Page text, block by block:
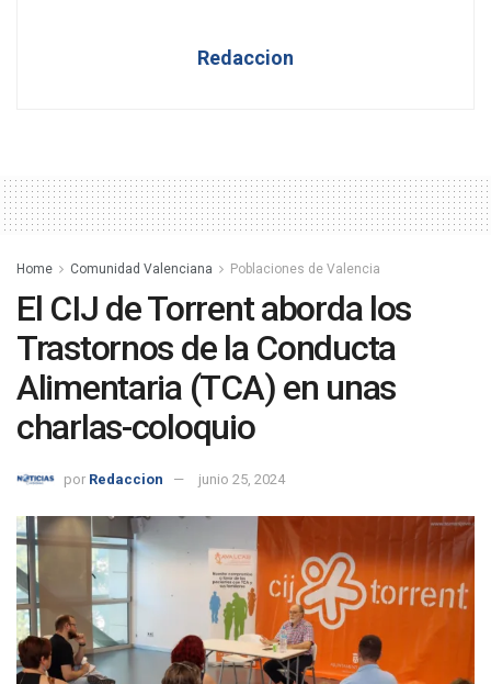
Redaccion
Home Comunidad Valenciana Poblaciones de Valencia
El CIJ de Torrent aborda los
Trastornos de la Conducta
Alimentaria (TCA) en unas
charlas-coloquio
por Redaccion junio 25, 2024